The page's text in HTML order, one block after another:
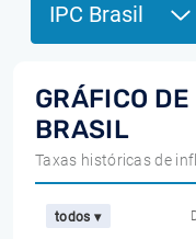
IPC Brasil
GRÁFICO
BRASIL
Taxas históricas de
todos ▾